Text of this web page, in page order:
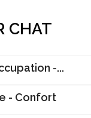
CHAT
-...
- Confort